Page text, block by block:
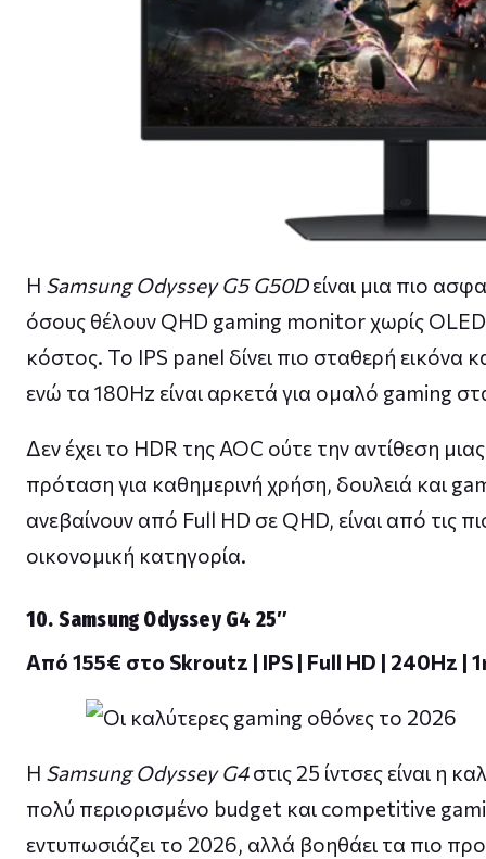
Η Samsung Odyssey G5 G50Dείναι μια πιο
όσους θέλουν QHD gaming monitor χωρίς
κόστος. Το IPS panel δίνει πιο σταθερή εικόνα
ενώ τα 180Hz είναι αρκετά για ομαλό gaming
Δεν έχει το HDR της AOC ούτε την αντίθεση
πρόταση για καθημερινή χρήση, δουλειά και
ανεβαίνουν από Full HD σε QHD, είναι από τις
οικονομική κατηγορία.
10. Samsung Odyssey G4 25″
Από 155€ στο Skroutz | IPS | Full HD | 240Hz |
Η Samsung Odyssey G4στις 25 ίντσες είναι η
πολύ περιορισμένο budget και competitive
εντυπωσιάζει το 2026, αλλά βοηθάει τα πιο